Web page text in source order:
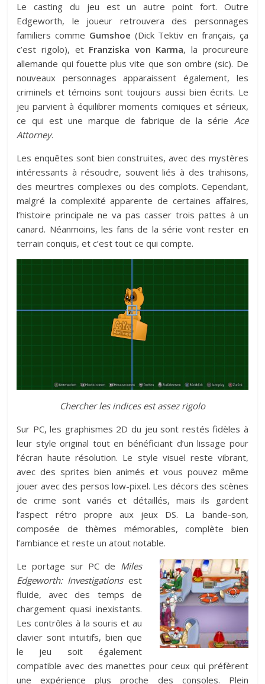
Le casting du jeu est un autre point fort. Outre
Edgeworth, le joueur retrouvera des personnages
familiers comme Gumshoe (Dick Tektiv en français, ça
c’est rigolo), et Franziska von Karma, la procureure
allemande qui fouette plus vite que son ombre (sic). De
nouveaux personnages apparaissent également, les
criminels et témoins sont toujours aussi bien écrits. Le
jeu parvient à équilibrer moments comiques et sérieux,
ce qui est une marque de fabrique de la série Ace
Attorney.
Les enquêtes sont bien construites, avec des mystères
intéressants à résoudre, souvent liés à des trahisons,
des meurtres complexes ou des complots. Cependant,
malgré la complexité apparente de certaines affaires,
l’histoire principale ne va pas casser trois pattes à un
canard. Néanmoins, les fans de la série vont rester en
terrain conquis, et c’est tout ce qui compte.
Chercher les indices est assez rigolo
Sur PC, les graphismes 2D du jeu sont restés fidèles à
leur style original tout en bénéficiant d’un lissage pour
l’écran haute résolution. Le style visuel reste vibrant,
avec des sprites bien animés et vous pouvez même
jouer avec des persos low-pixel. Les décors des scènes
de crime sont variés et détaillés, mais ils gardent
l’aspect rétro propre aux jeux DS. La bande-son,
composée de thèmes mémorables, complète bien
l’ambiance et reste un atout notable.
Le portage sur PC de Miles
Edgeworth: Investigationsest
fluide, avec des temps de
chargement quasi inexistants.
Les contrôles à la souris et au
clavier sont intuitifs, bien que
le jeu soit également
compatible avec des manettes pour ceux qui préfèrent
une expérience plus proche des consoles. Plein